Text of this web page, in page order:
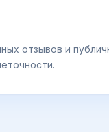
отзывов и